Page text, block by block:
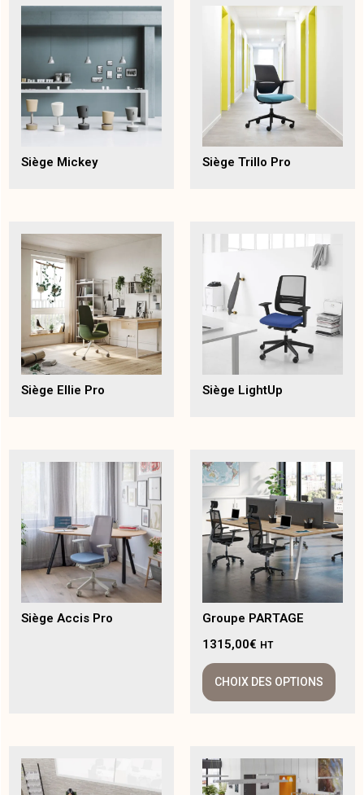
Siège Mickey Siège Trillo Pro
Siège Ellie Pro Siège LightUp
Siège Accis Pro
Groupe PARTAGE
1315,00€ HT
CHOIX DES OPTIONS